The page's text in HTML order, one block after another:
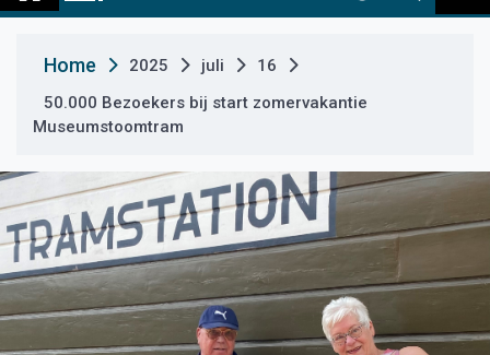
t
Home 2025 juli
16
50.000 Bezoekers bij start zomervakantie
Museumstoomtram